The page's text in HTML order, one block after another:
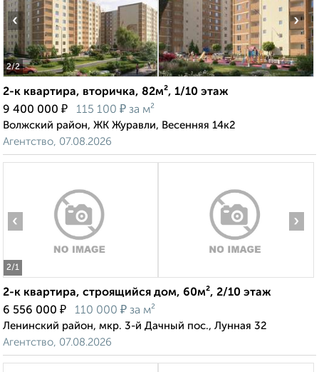
2/2
‹ ›
2-к квартира, вторичка, 82м², 1/10 этаж
9 400 000 ₽ 115 100 ₽ за м²
Волжский район, ЖК Журавли, Весенняя 14к2
Агентство, 07.08.2026
2/1
‹ ›
2-к квартира, строящийся дом, 60м², 2/10 этаж
6 556 000 ₽ 110 000 ₽ за м²
Ленинский район, мкр. 3-й Дачный пос., Лунная 32
Агентство, 07.08.2026